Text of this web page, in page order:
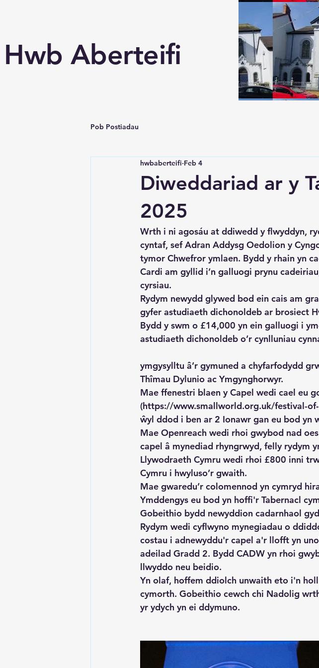
Hwb Aberteifi
Pob Postiadau
Diweddariad ar y
2025
hwbaberteifi Feb 4
Wrth i ni agosáu at ddiwedd y flwyddyn,
cyntaf, sef Adran Addysg Oedolion y
tymor Chwefror ymlaen. Bydd y rhain yn
Cardi am gyllid i’n galluogi prynu
cyrsiau.
Rydym newydd glywed bod ein cais am
gyfer astudiaeth dichonoldeb ar brosiect
Bydd y swm o £14,000 yn ein galluogi i
astudiaeth dichonoldeb o’r cynlluniau
ymgysylltu â’r gymuned a chyfarfodydd
Thîmau Dylunio ac Ymgynghorwyr.
Mae ffenestri blaen y Capel wedi cael eu
(https://www.smallworld.org.uk/festival-
ŵyl ddod i ben ar 2 Ionawr gan eu bod yn
Mae Openreach wedi rhoi gwybod nad
capel â mynediad rhyngrwyd, felly rydym
Llywodraeth Cymru wedi rhoi £800 inni
Cymru i hwyluso’r gwaith.
Mae gwaredu’r colomennod yn cymryd
Ymddengys eu bod yn hoffi'r Tabernacl
Gobeithio bydd newyddion cadarnhaol
Rydym wedi cyflwyno mynegiadau o
costau i adnewyddu'r capel a'r llofft yn
adeilad Gradd 2. Bydd CADW yn rhoi
llwyddo neu beidio.
Yn olaf, hoffem ddiolch unwaith eto i'n
cymorth. Gobeithio cewch chi Nadolig
yr ydych yn ei ddymuno.